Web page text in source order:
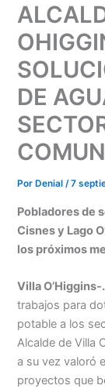
DE
Por Denial/7
Pobladores de
Cisnes y Lago
los próximos
Villa O’Higgins-.
trabajos para
potable a los
Alcalde de Villa
a su vez valoró
proyectos que